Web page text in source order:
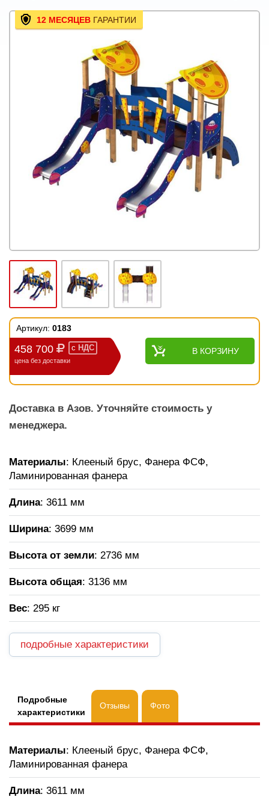
12 МЕСЯЦЕВ ГАРАНТИИ
Артикул: 0183
458 700 с НДС
цена без доставки
В КОРЗИНУ
Доставка в Азов. Уточняйте стоимость у
менеджера.
Материалы: Клееный брус, Фанера ФСФ,
Ламинированная фанера
Длина: 3611 мм
Ширина: 3699 мм
Высота от земли: 2736 мм
Высота общая: 3136 мм
Вес: 295 кг
подробные характеристики
Подробные
характеристики
Отзывы Фото
Материалы: Клееный брус, Фанера ФСФ,
Ламинированная фанера
Длина: 3611 мм